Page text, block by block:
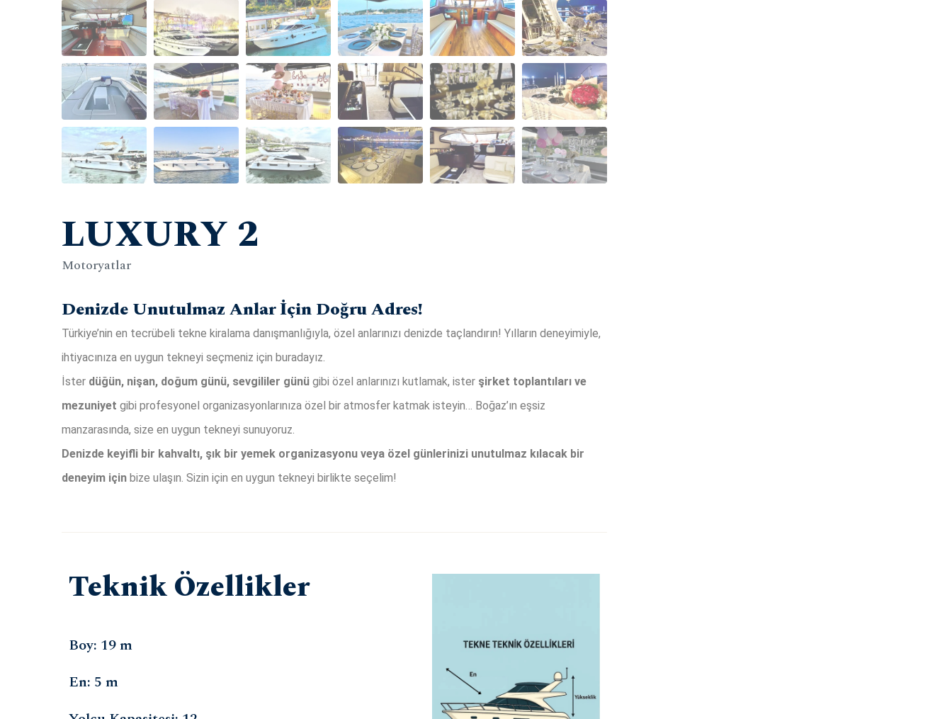
LUXURY 2
Motoryatlar
Denizde Unutulmaz Anlar İçin Doğru Adres!
Türkiye’nin en tecrübeli tekne kiralama danışmanlığıyla, özel anlarınızı denizde taçlandırın! Yılların deneyimiyle,
ihtiyacınıza en uygun tekneyi seçmeniz için buradayız.
İster düğün, nişan, doğum günü, sevgililer günü gibi özel anlarınızı kutlamak, ister şirket toplantıları ve
mezuniyet gibi profesyonel organizasyonlarınıza özel bir atmosfer katmak isteyin… Boğaz’ın eşsiz
manzarasında, size en uygun tekneyi sunuyoruz.
Denizde keyifli bir kahvaltı, şık bir yemek organizasyonu veya özel günlerinizi unutulmaz kılacak bir
deneyim için bize ulaşın. Sizin için en uygun tekneyi birlikte seçelim!
Teknik Özellikler
Boy: 19 m
En: 5 m